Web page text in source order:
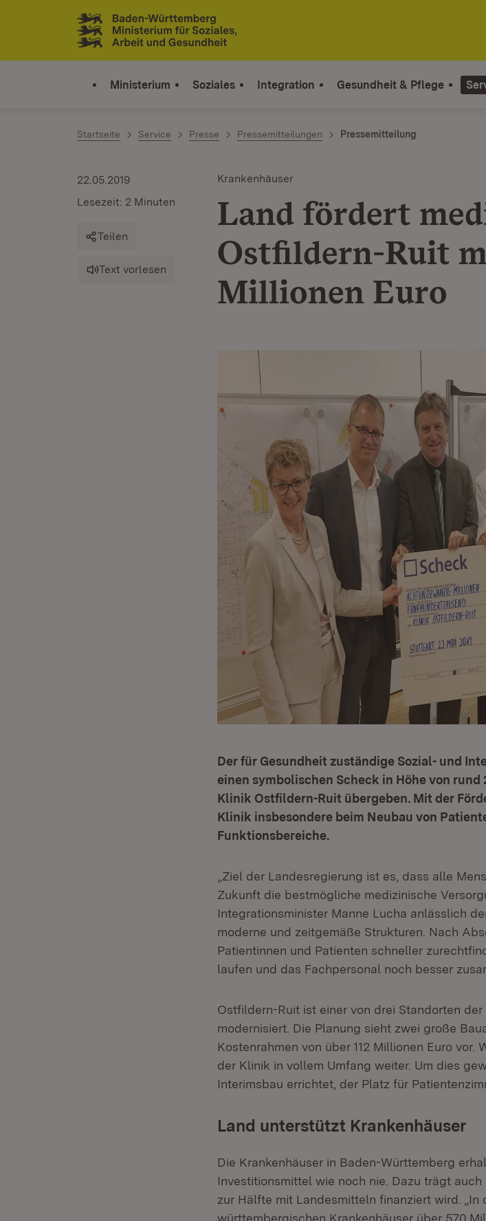
Zum Inhalt springen
Link zur Startseite
Ministerium Soziales Integration Gesundheit & Pflege
Startseite Service Presse Pressemitteilungen Pressemitteilung
Krankenhäuser
Land fördert
Ostfildern-Ruit
Millionen Euro
22.05.2019
Lesezeit: 2 Minuten
Teilen
Text vorlesen
Der für Gesundheit zuständige Sozial- und
einen symbolischen Scheck in Höhe von
Klinik Ostfildern-Ruit übergeben. Mit der
Klinik insbesondere beim Neubau von
Funktionsbereiche.
„Ziel der Landesregierung ist es, dass alle
Zukunft die bestmögliche medizinische
Integrationsminister Manne Lucha anlässlich
moderne und zeitgemäße Strukturen. Nach
Patientinnen und Patienten schneller
laufen und das Fachpersonal noch besser
Ostfildern-Ruit ist einer von drei Standorten
modernisiert. Die Planung sieht zwei große
Kostenrahmen von über 112 Millionen Euro
der Klinik in vollem Umfang weiter. Um dies
Interimsbau errichtet, der Platz für
Land unterstützt Krankenhäuser
Die Krankenhäuser in Baden-Württemberg
Investitionsmittel wie noch nie. Dazu trägt
zur Hälfte mit Landesmitteln finanziert wird. „In
württembergischen Krankenhäuser über 570